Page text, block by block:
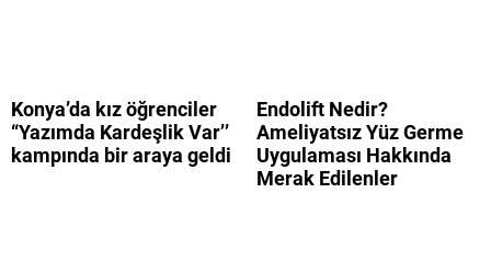
Konya’da kız öğrenciler
“Yazımda Kardeşlik Var’’
kampında bir araya geldi
Endolift Nedir?
Ameliyatsız Yüz Germe
Uygulaması Hakkında
Merak Edilenler